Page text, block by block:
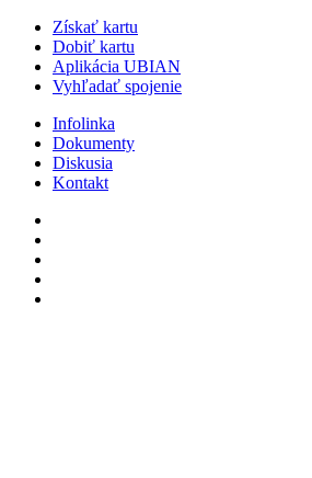
Získať kartu
Dobiť kartu
Aplikácia UBIAN
Vyhľadať spojenie
Infolinka
Dokumenty
Diskusia
Kontakt